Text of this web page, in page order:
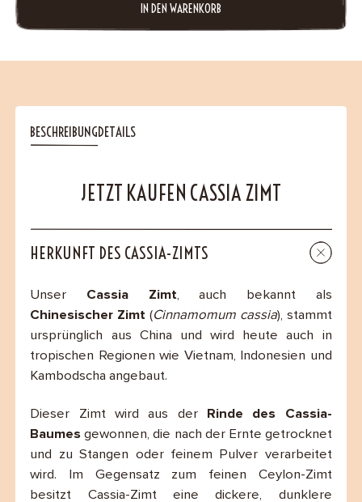
IN DEN WARENKORB
BESCHREIBUNGDETAILS
JETZT KAUFEN CASSIA ZIMT
HERKUNFT DES CASSIA-ZIMTS
Unser Cassia Zimt, auch bekannt als
Chinesischer Zimt (Cinnamomum cassia), stammt
ursprünglich aus China und wird heute auch in
tropischen Regionen wie Vietnam, Indonesien und
Kambodscha angebaut.
Dieser Zimt wird aus derRinde des Cassia-
Baumes gewonnen, die nach der Ernte getrocknet
und zu Stangen oder feinem Pulver verarbeitet
wird. Im Gegensatz zum feinen Ceylon-Zimt
besitzt Cassia-Zimt eine dickere, dunklere